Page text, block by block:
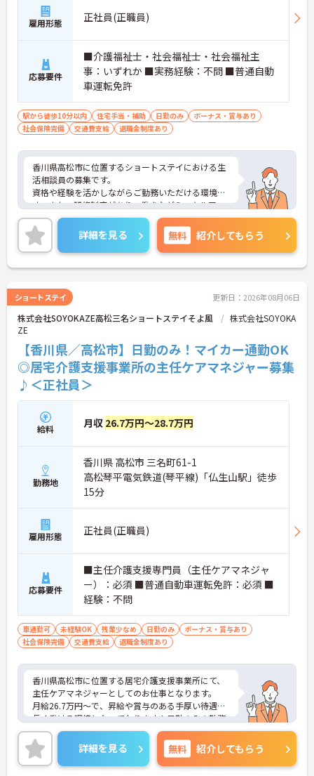
雇用形態 正社員(正職員)
応募要件
■介護福祉士・社会福祉士・社会福祉主
事：いずれか ■実務経験：不問 ■普通自動
車運転免許
駅から徒歩10分以内 住宅手当・補助 日勤のみ
ボーナス・賞与あり
社会保険完備
交通費支給 退職金制度あり
香川県高松市に位置するショートステイにおける生
活相談員の募集です。
資格や経験を活かしながらご勤務いただける環境で
す。また、研修制度があり、働きながらスキルアッ
プが目指せる環境です。
ご興味のある方には、面接対策ポイントなど、さら
に詳細をご案内しますのでお気軽にご相談くださ
い！
詳細を見る 無料 紹介してもらう
ショートステイ 更新日：2026年08月06日
株式会社SOYOKAZE高松三名ショートステイそよ風
株式会社SOYOKA
ZE
【香川県／高松市】日勤のみ！マイカー通勤OK
◎居宅介護支援事業所の主任ケアマネジャー募集
♪＜正社員＞
給料 月収 26.7万円～28.7万円
勤務地
香川県 高松市 三名町61-1
高松琴平電気鉄道(琴平線)「仏生山駅」徒歩
15分
雇用形態 正社員(正職員)
応募要件
■主任介護支援専門員（主任ケアマネジャ
ー）：必須 ■普通自動車運転免許：必須 ■
経験：不問
車通勤可 未経験OK 残業少なめ 日勤のみ
ボーナス・賞与あり
社会保険完備
交通費支給 退職金制度あり
香川県高松市に位置する居宅介護支援事業所にて、
主任ケアマネジャーとしてのお仕事となります。
月給26.7万円～で、昇給や賞与のある手厚い待遇で
長く働ける環境となっております！日勤のみの勤務
で、残業時間が月平均5時間程度なので、無理なく
お仕事できます◎
ご興味ある方は面接ポイントをお伝えしますので、
お気軽にお問い合わせください♪
詳細を見る 無料 紹介してもらう